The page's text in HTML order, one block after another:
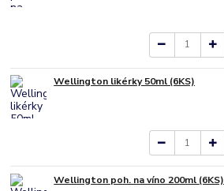
Wellington likérky 50ml (6KS)
Wellington poh. na víno 200ml (6KS)